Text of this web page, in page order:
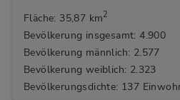
Fläche: 35,87 km2
Bevölkerung insgesamt: 4.900
Bevölkerung männlich: 2.577
Bevölkerung weiblich: 2.323
Bevölkerungsdichte: 137